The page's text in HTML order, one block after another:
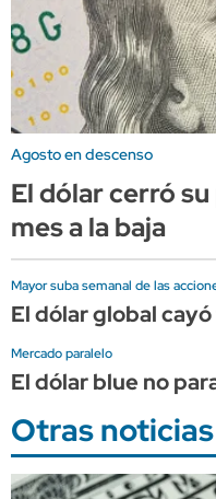
Agosto en descenso
El dólar cerró
mes a la baja
Mayor suba semanal de las
El dólar global
Mercado paralelo
El dólar blue no
Otras noticias